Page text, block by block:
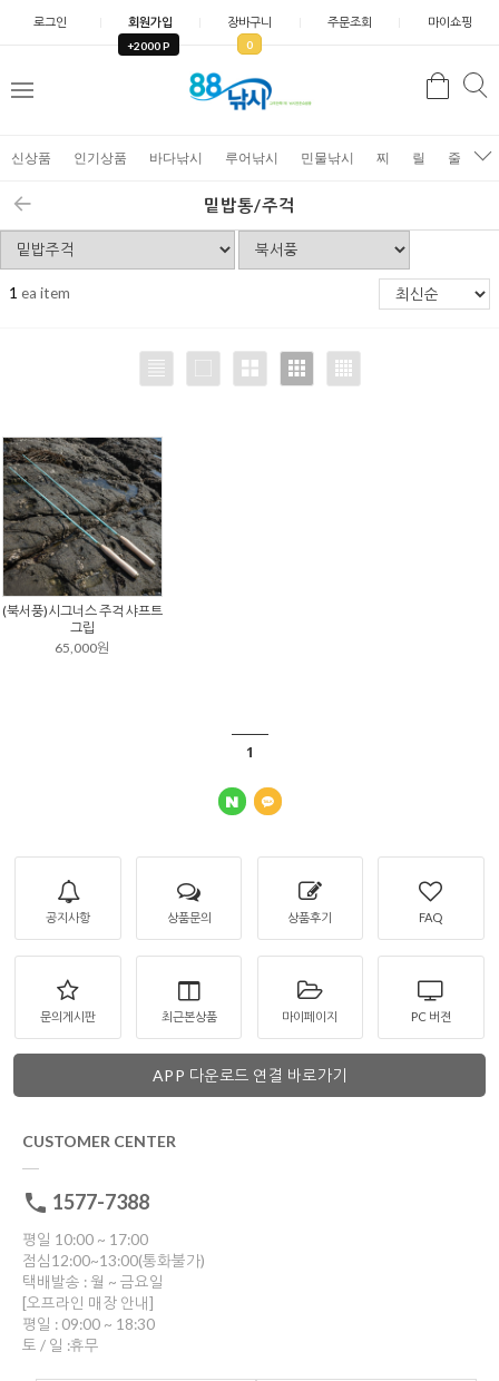
로그인 회원가입
+2000 P
장바구니
0
주문조회 마이쇼핑
검
신상품 인기상품 바다낚시 루어낚시 민물낚시 찌 릴 줄
밑밥통/주걱
1 ea item
(북서풍)시그너스 주걱 샤프트
그립
65,000원
1
공지사항 상품문의 상품후기 FAQ
문의게시판 최근본상품 마이페이지 PC 버젼
APP 다운로드 연결 바로가기
CUSTOMER CENTER
1577-7388
평일 10:00 ~ 17:00
점심12:00~13:00(통화불가)
택배발송 : 월 ~ 금요일
[오프라인 매장 안내]
평일 : 09:00 ~ 18:30
토 / 일 :휴무